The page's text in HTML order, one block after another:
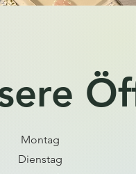
Montag
Dienstag